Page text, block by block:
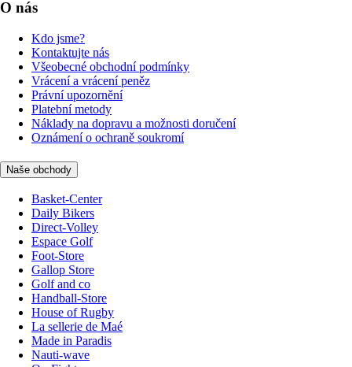
O nás
Kdo jsme?
Kontaktujte nás
Všeobecné obchodní podmínky
Vrácení a vrácení peněz
Právní upozornění
Platební metody
Náklady na dopravu a možnosti doručení
Oznámení o ochraně soukromí
Naše obchody
Basket-Center
Daily Bikers
Direct-Volley
Espace Golf
Foot-Store
Gallop Store
Golf and co
Handball-Store
House of Rugby
La sellerie de Maé
Made in Paradis
Nauti-wave